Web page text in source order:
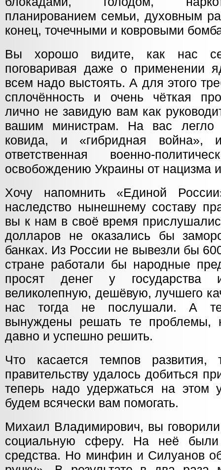
планированием семьи, духовным
конец, точечными и ковровыми
Вы хорошо видите, как нас
поговаривая даже о применении
всем надо выстоять. А для этого
сплочённость и очень чёткая
лично не завидую вам как
вашим министрам. На вас легло
ковида, и «гибридная
ответственная военно-
освобождению Украины от нацизма
Хочу напомнить «Единой
наследство нынешнему составу
вы к нам в своё время
долларов не оказались бы
банках. Из России не вывезли бы
стране работали бы народные
просят денег у
великолепную, дешёвую, лучшего
нас тогда не послушали. А
вынуждены решать те проблемы,
давно и успешно решить.
Что касается темпов
правительству удалось добиться
теперь надо удержаться на
будем всячески вам помогать.
Михаил Владимирович, вы
социальную сферу. На неё
средства. Но минфин и Силуанов